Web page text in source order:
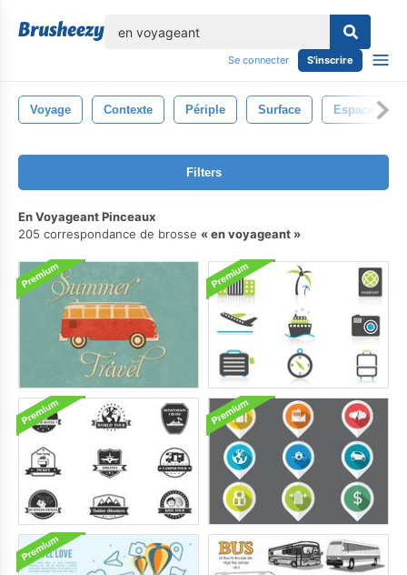
Se connecter S'inscrire
Voyage Contexte Périple Surface Espace
Filters
En Voyageant Pinceaux
205 correspondance de brosse
en voyageant